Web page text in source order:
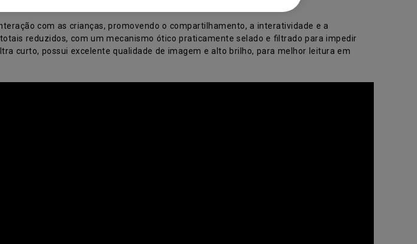
com as crianças, promovendo o compartilhamento, a interatividade e a
reduzidos, com um mecanismo ótico praticamente selado e filtrado para impedir
curto, possui excelente qualidade de imagem e alto brilho, para melhor leitura em